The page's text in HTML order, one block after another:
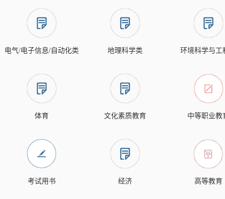
电气/电子信息/自动化类 地理科学类 环境科学与工
体育 文化素质教育 中等职业教
考试用书 经济 高等教育